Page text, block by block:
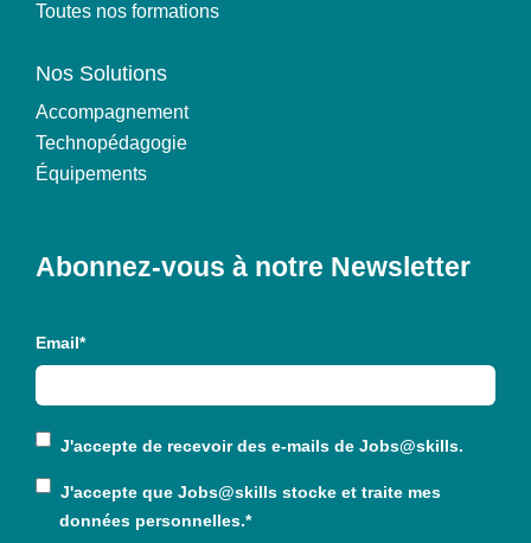
Toutes nos formations
Nos Solutions
Accompagnement
Technopédagogie
Équipements
Abonnez-vous à notre Newsletter
Email*
J'accepte de recevoir des e-mails de Jobs@skills.
J'accepte que Jobs@skills stocke et traite mes
données personnelles.*